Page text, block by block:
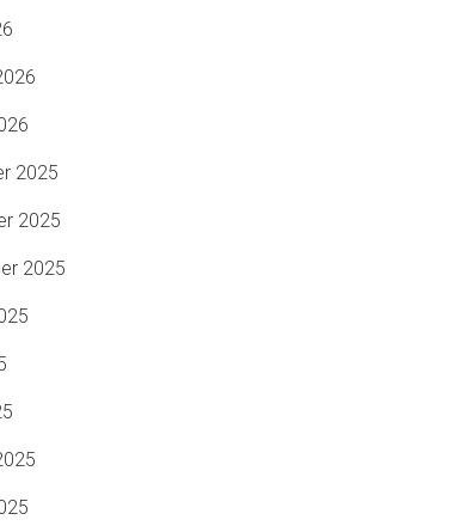
2025
2025
2025